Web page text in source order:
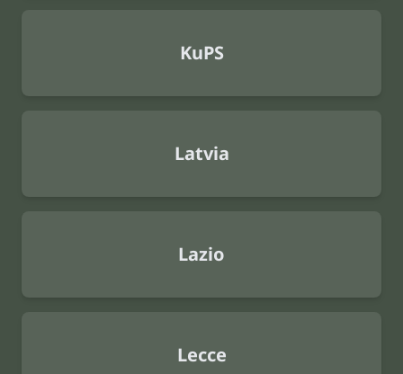
KuPS
Latvia
Lazio
Lecce